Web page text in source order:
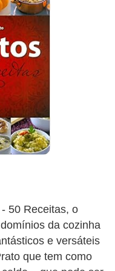
50 Receitas, o
da cozinha
e versáteis
que tem como